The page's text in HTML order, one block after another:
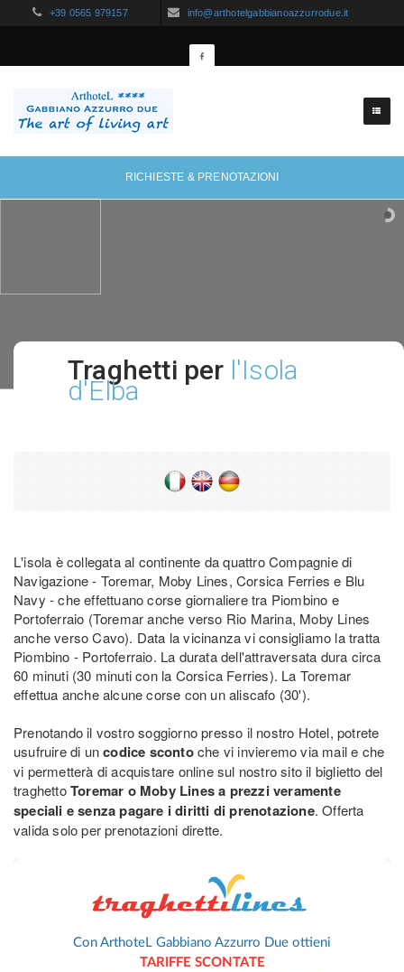
+39 0565 979157 info@arthotelgabbianoazzurrodue.it
RICHIESTE & PRENOTAZIONI
Traghetti per l'Isola
d'Elba
L'isola è collegata al continente da quattro Compagnie di
Navigazione - Toremar, Moby Lines, Corsica Ferries e Blu
Navy - che effettuano corse giornaliere tra Piombino e
Portoferraio (Toremar anche verso Rio Marina, Moby Lines
anche verso Cavo). Data la vicinanza vi consigliamo la tratta
Piombino - Portoferraio. La durata dell'attraversata dura circa
60 minuti (30 minuti con la Corsica Ferries). La Toremar
effettua anche alcune corse con un aliscafo (30').
Prenotando il vostro soggiorno presso il nostro Hotel, potrete
usufruire di uncodice scontoche vi invieremo via mail e che
vi permetterà di acquistare online sul nostro sito il biglietto del
traghettoToremar o Moby Lines a prezzi veramente
speciali e senza pagare i diritti di prenotazione. Offerta
valida solo per prenotazioni dirette.